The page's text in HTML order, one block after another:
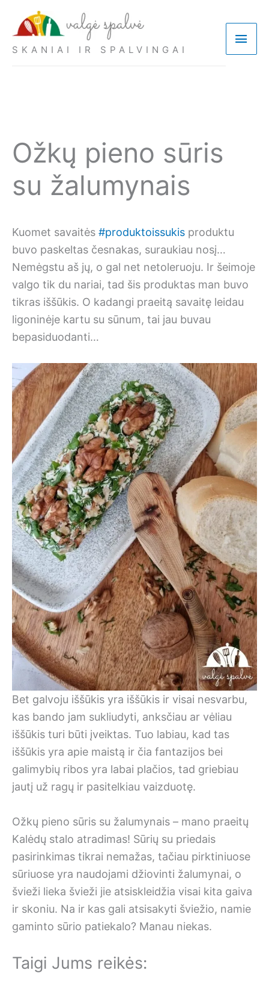
SKANIAI IR SPALVINGAI
Ožkų pieno sūris
su žalumynais
Kuomet savaitės #produktoissukis produktu
buvo paskeltas česnakas, suraukiau nosį…
Nemėgstu aš jų, o gal net netoleruoju. Ir šeimoje
valgo tik du nariai, tad šis produktas man buvo
tikras iššūkis. O kadangi praeitą savaitę leidau
ligoninėje kartu su sūnum, tai jau buvau
bepasiduodanti…
Bet galvoju iššūkis yra iššūkis ir visai nesvarbu,
kas bando jam sukliudyti, anksčiau ar vėliau
iššūkis turi būti įveiktas. Tuo labiau, kad tas
iššūkis yra apie maistą ir čia fantazijos bei
galimybių ribos yra labai plačios, tad griebiau
jautį už ragų ir pasitelkiau vaizduotę.
Ožkų pieno sūris su žalumynais – mano praeitų
Kalėdų stalo atradimas! Sūrių su priedais
pasirinkimas tikrai nemažas, tačiau pirktiniuose
sūriuose yra naudojami džiovinti žalumynai, o
švieži lieka švieži jie atsiskleidžia visai kita gaiva
ir skoniu. Na ir kas gali atsisakyti šviežio, namie
gaminto sūrio patiekalo? Manau niekas.
Taigi Jums reikės: